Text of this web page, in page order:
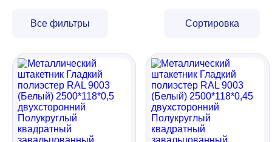
Забор
Кровля
Все фильтры Сортировка